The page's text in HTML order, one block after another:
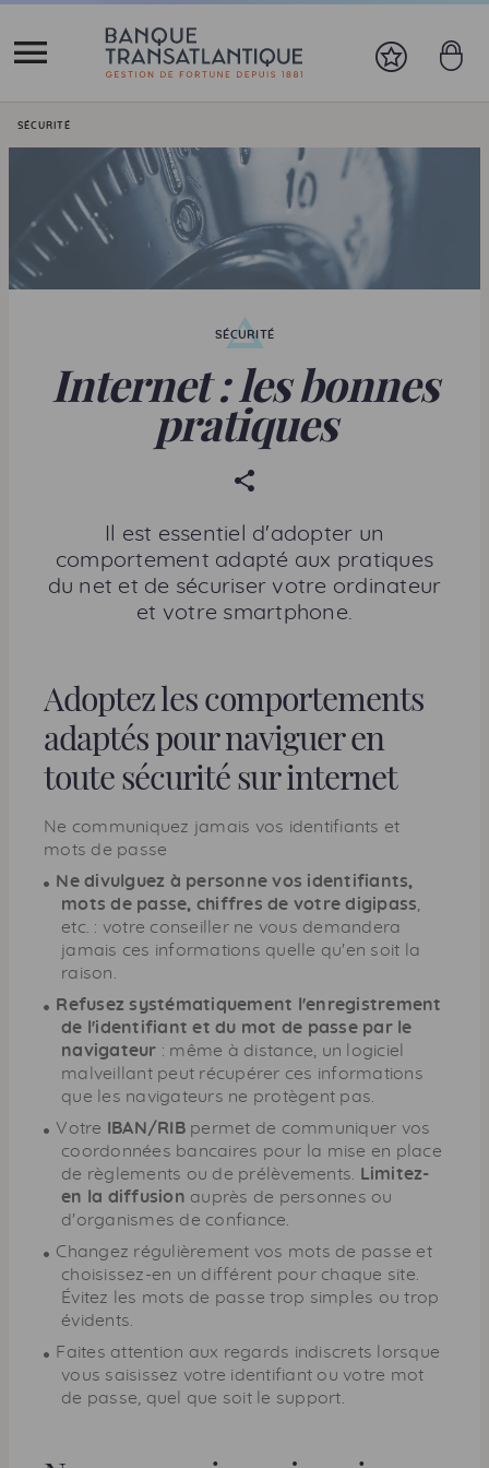
Vous êtes ici:
SÉCURITÉ
SÉCURITÉ
Internet : les bonnes
pratiques
r
t
a
g
c
e
t
t
e
p
g
e
Il est essentiel d'adopter un
comportement adapté aux pratiques
du net et de sécuriser votre ordinateur
et votre smartphone.
Adoptez les comportements
adaptés pour naviguer en
toute sécurité sur internet
Ne communiquez jamais vos identifiants et
mots de passe
Ne divulguez à personne vos identifiants,
mots de passe, chiffres de votre digipass
etc. : votre conseiller ne vous demandera
jamais ces informations quelle qu'en soit la
raison.
Refusez systématiquement l'enregistrement
de l'identifiant et du mot de passe par le
navigateur : même à distance, un logiciel
malveillant peut récupérer ces informations
que les navigateurs ne protègent pas.
Votre IBAN/RIBpermet de communiquer vos
coordonnées bancaires pour la mise en place
de règlements ou de prélèvements. Limitez-
en la diffusion auprès de personnes ou
d'organismes de confiance.
Changez régulièrement vos mots de passe et
choisissez-en un différent pour chaque site.
Évitez les mots de passe trop simples ou trop
évidents.
Faites attention aux regards indiscrets lorsque
vous saisissez votre identifiant ou votre mot
de passe, quel que soit le support.